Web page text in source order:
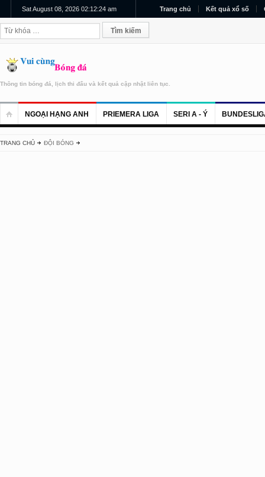
Sat August 08, 2026 02:12:25 am Trang chủ Kết quả xổ số
Thông tin bóng đá, lịch thi đấu và kết quả cập nhật liên tục.
NGOẠI HẠNG ANH PRIEMERA LIGA SERI A - Ý
TRANG CHỦ ĐỘI BÓNG